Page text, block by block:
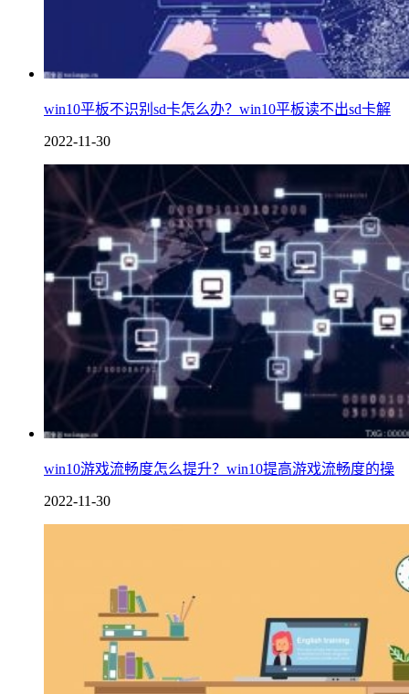
win10平板不识别sd卡怎么办？win10平板读不出sd卡解
2022-11-30
win10游戏流畅度怎么提升？win10提高游戏流畅度的操
2022-11-30